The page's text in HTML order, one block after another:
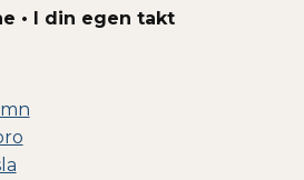
• I din egen takt